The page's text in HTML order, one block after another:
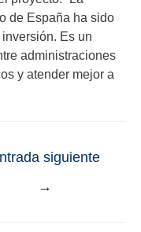
de España ha sido
Es un
administraciones
y atender mejor a
siguiente
→